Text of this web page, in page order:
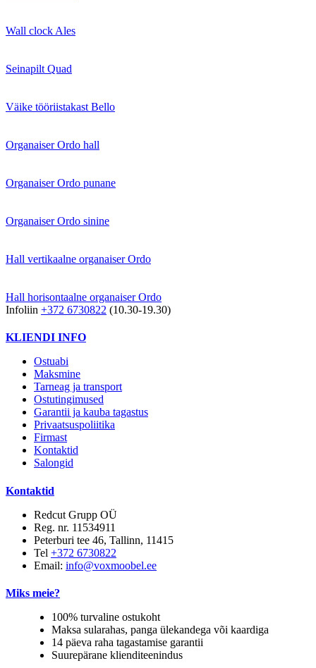
Wall clock Ales
Seinapilt Quad
Väike tööriistakast Bello
Organaiser Ordo hall
Organaiser Ordo punane
Organaiser Ordo sinine
Hall vertikaalne organaiser Ordo
Hall horisontaalne organaiser Ordo
Infoliin +372 6730822 (10.30-19.30)
KLIENDI INFO
Ostuabi
Maksmine
Tarneag ja transport
Ostutingimused
Garantii ja kauba tagastus
Privaatsuspoliitika
Firmast
Kontaktid
Salongid
Kontaktid
Redcut Grupp OÜ
Reg. nr. 11534911
Peterburi tee 46, Tallinn, 11415
Tel +372 6730822
Email: info@voxmoobel.ee
Miks meie?
100% turvaline ostukoht
Maksa sularahas, panga ülekandega või kaardiga
14 päeva raha tagastamise garantii
Suurepärane klienditeenindus